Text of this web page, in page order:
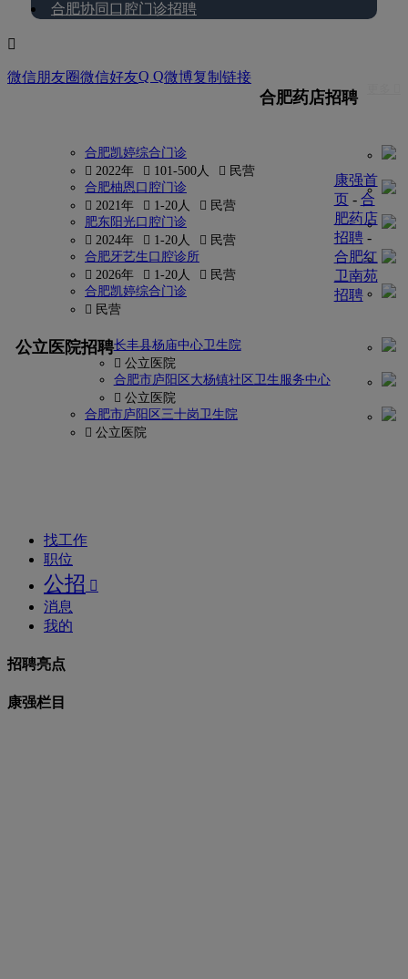
合肥协同口腔门诊招聘

微信朋友圈微信好友Q Q微博复制链接
合肥药店招聘
合肥凯婷综合门诊
 2022年
 101-500人
 民营
合肥柚恩口腔门诊
 2021年
 1-20人
 民营
肥东阳光口腔门诊
 2024年
 1-20人
 民营
合肥牙艺生口腔诊所
 2026年
 1-20人
 民营
合肥凯婷综合门诊
 民营
公立医院招聘长丰县杨庙中心卫生院
 公立医院
合肥市庐阳区大杨镇社区卫生服务中心
 公立医院
合肥市庐阳区三十岗卫生院
 公立医院
康强首
页- 合
肥药店
招聘-
合肥红
卫南苑
招聘
密
找工作
职位
公招 
消息
我的
招聘亮点
康强栏目